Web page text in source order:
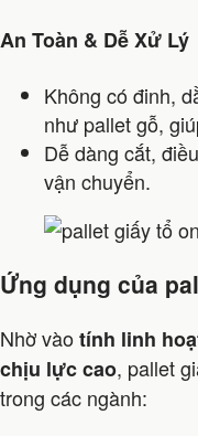
An Toàn & Dễ Xử Lý
Không có đinh,
như pallet gỗ,
Dễ dàng cắt,
vận chuyển.
Ứng dụng của
Nhờ vàotính linh
chịu lực cao, pallet
trong các ngành: